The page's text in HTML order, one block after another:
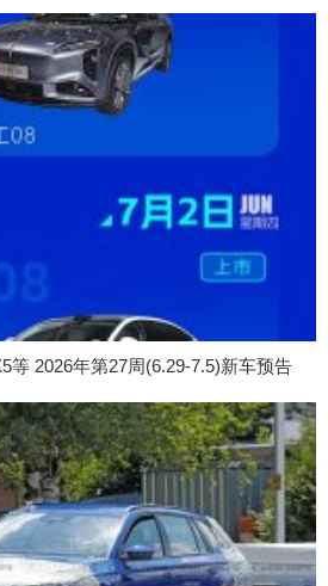
等 2026年第27周(6.29-7.5)新车预告